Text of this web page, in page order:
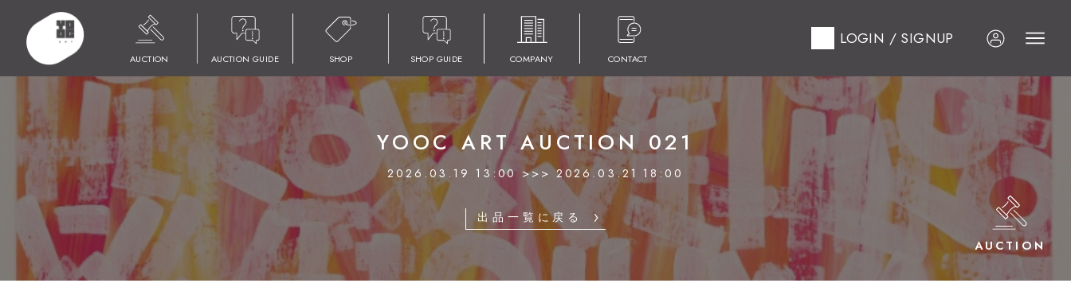
AUCTION AUCTION GUIDE SHOP SHOP GUIDE COMPANY CONTACT
LOGIN / SIGNUP
HOME YOOC ART AUCTION 021 LOT 134 トーマス･マックナイト
YOOC ART AUCTION 021
2026.03.19 13:00 >>> 2026.03.21 18:00
出品一覧に戻る
AUCTION